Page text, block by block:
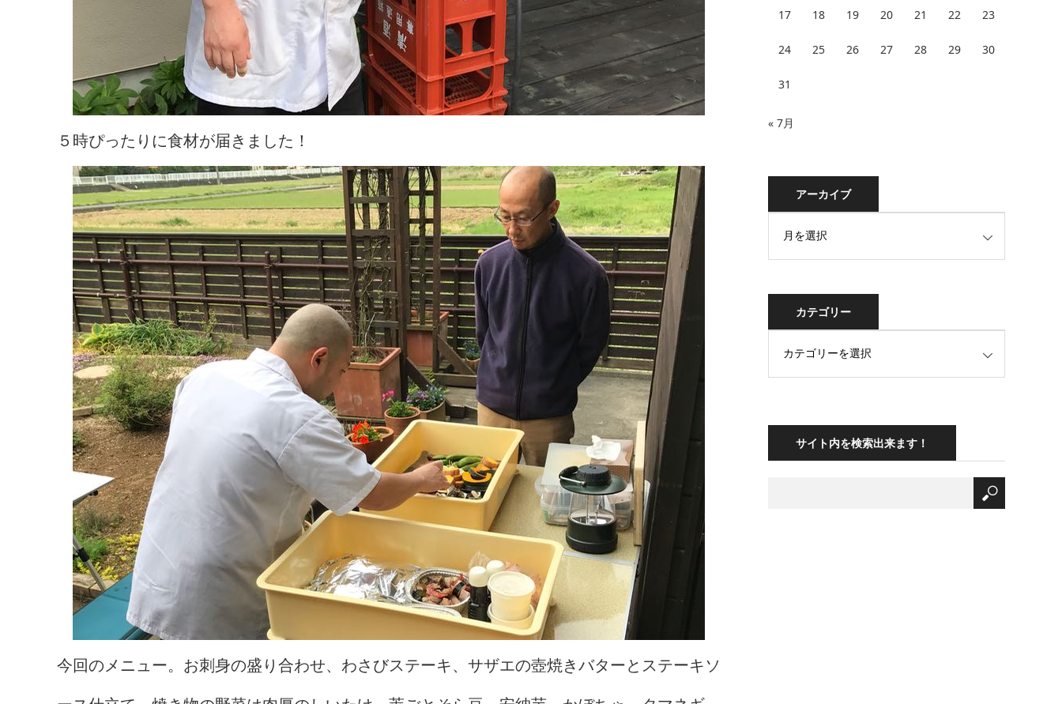
５時ぴったりに食材が届きました！
今回のメニュー。お刺身の盛り合わせ、わさびステーキ、サザエの壺焼きバターとステーキソ
17 18 19 20 21 22 23
24 25 26 27 28 29 30
31
« 7月
アーカイブ
カテゴリー
サイト内を検索出来ます！